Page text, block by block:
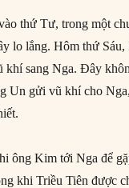
thứ Tư, trong một
lo lắng. Hôm thứ Sáu,
khí sang Nga. Đây
Un gửi vũ khí cho
ông Kim tới Nga để
khi Triều Tiên được